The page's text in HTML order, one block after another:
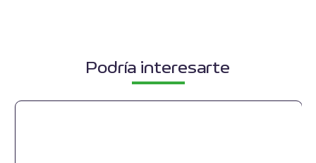
Podría interesarte